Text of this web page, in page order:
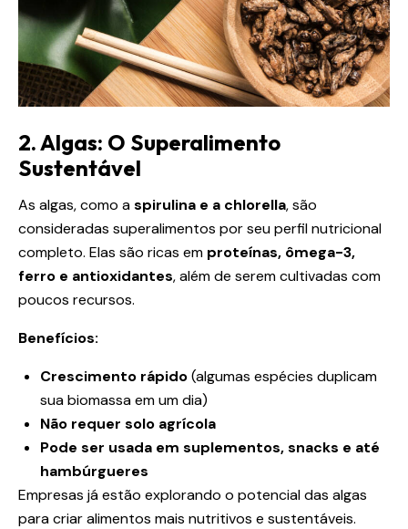
2. Algas: O Superalimento
Sustentável
As algas, como aspirulina e a chlorella, são
consideradas superalimentos por seu perfil nutricional
completo. Elas são ricas em proteínas, ômega-3,
ferro e antioxidantes, além de serem cultivadas com
poucos recursos.
Benefícios:
Crescimento rápido(algumas espécies duplicam
sua biomassa em um dia)
Não requer solo agrícola
Pode ser usada em suplementos, snacks e até
hambúrgueres
Empresas já estão explorando o potencial das algas
para criar alimentos mais nutritivos e sustentáveis.